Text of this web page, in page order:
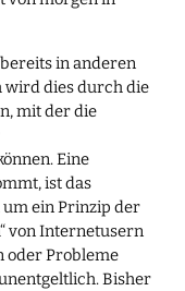
in anderen
wird dies durch die
mit der die
Eine
ist das
um ein Prinzip der
von Internetusern
oder Probleme
Bisher